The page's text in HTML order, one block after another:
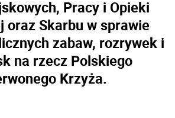
Pracy i Opieki
oraz Skarbu w sprawie
zabaw, rozrywek i
na rzecz Polskiego
Krzyża.